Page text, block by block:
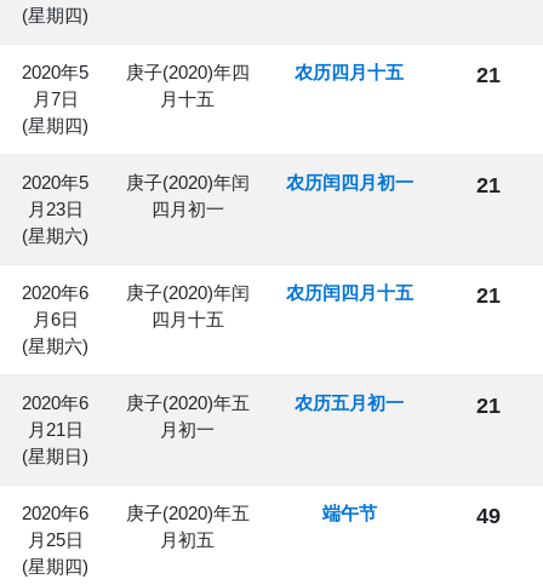
(星期四)
2020年5
月7日
(星期四)
庚子(2020)年四
月十五
农历四月十五 21
2020年5
月23日
(星期六)
庚子(2020)年闰
四月初一
农历闰四月初一 21
2020年6
月6日
(星期六)
庚子(2020)年闰
四月十五
农历闰四月十五 21
2020年6
月21日
(星期日)
庚子(2020)年五
月初一
农历五月初一 21
2020年6
月25日
(星期四)
庚子(2020)年五
月初五
端午节 49